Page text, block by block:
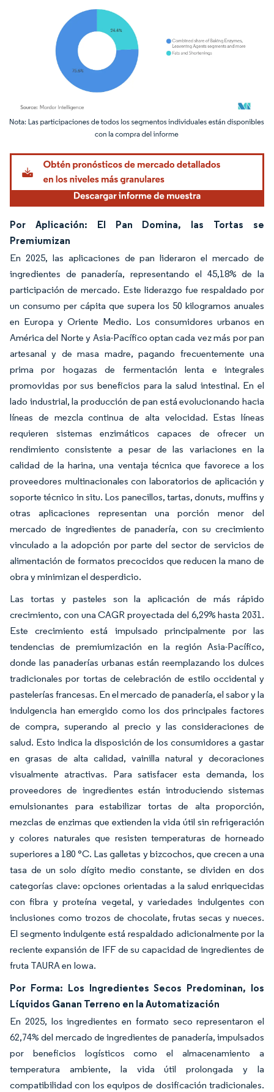
Imagen © Mordor Intelligence. El uso requiere atribución según CC BY 4.0.
Por Aplicación: El Pan Domina, las Tortas se
Premiumizan
En 2025, las aplicaciones de pan lideraron el mercado de
ingredientes de panadería, representando el 45,18% de la
participación de mercado. Este liderazgo fue respaldado por
un consumo per cápita que supera los 50 kilogramos anuales
en Europa y Oriente Medio. Los consumidores urbanos en
América del Norte y Asia-Pacífico optan cada vez más por pan
artesanal y de masa madre, pagando frecuentemente una
prima por hogazas de fermentación lenta e integrales
promovidas por sus beneficios para la salud intestinal. En el
lado industrial, la producción de pan está evolucionando hacia
líneas de mezcla continua de alta velocidad. Estas líneas
requieren sistemas enzimáticos capaces de ofrecer un
rendimiento consistente a pesar de las variaciones en la
calidad de la harina, una ventaja técnica que favorece a los
proveedores multinacionales con laboratorios de aplicación y
soporte técnico in situ. Los panecillos, tartas, donuts, muffins y
otras aplicaciones representan una porción menor del
mercado de ingredientes de panadería, con su crecimiento
vinculado a la adopción por parte del sector de servicios de
alimentación de formatos precocidos que reducen la mano de
obra y minimizan el desperdicio.
Las tortas y pasteles son la aplicación de más rápido
crecimiento, con una CAGR proyectada del 6,29% hasta 2031.
Este crecimiento está impulsado principalmente por las
tendencias de premiumización en la región Asia-Pacífico,
donde las panaderías urbanas están reemplazando los dulces
tradicionales por tortas de celebración de estilo occidental y
pastelerías francesas. En el mercado de panadería, el sabor y la
indulgencia han emergido como los dos principales factores
de compra, superando al precio y las consideraciones de
salud. Esto indica la disposición de los consumidores a gastar
en grasas de alta calidad, vainilla natural y decoraciones
visualmente atractivas. Para satisfacer esta demanda, los
proveedores de ingredientes están introduciendo sistemas
emulsionantes para estabilizar tortas de alta proporción,
mezclas de enzimas que extienden la vida útil sin refrigeración
y colores naturales que resisten temperaturas de horneado
superiores a 180 °C. Las galletas y bizcochos, que crecen a una
tasa de un solo dígito medio constante, se dividen en dos
categorías clave: opciones orientadas a la salud enriquecidas
con fibra y proteína vegetal, y variedades indulgentes con
inclusiones como trozos de chocolate, frutas secas y nueces.
El segmento indulgente está respaldado adicionalmente por la
reciente expansión de IFF de su capacidad de ingredientes de
fruta TAURA en Iowa.
Por Forma: Los Ingredientes Secos Predominan, los
Líquidos Ganan Terreno en la Automatización
En 2025, los ingredientes en formato seco representaron el
62,74% del mercado de ingredientes de panadería, impulsados
por beneficios logísticos como el almacenamiento a
temperatura ambiente, la vida útil prolongada y la
compatibilidad con los equipos de dosificación tradicionales.